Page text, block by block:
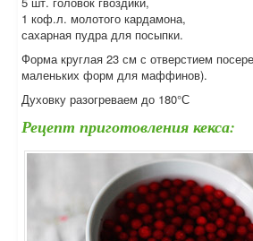
1 коф.л. молотого кардамона,
сахарная пудра для посыпки.
Форма круглая 23 см с отверстием
маленьких форм для маффинов).
Духовку разогреваем до 180°С
Рецепт приготовления кекса: